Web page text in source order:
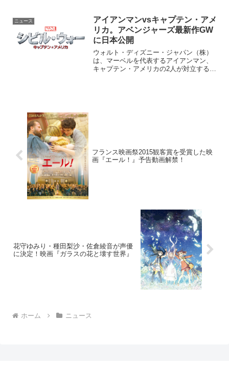
されることがあきらかとなった。タイト
ルは『C...
ニュース
アイアンマンvsキャプテン・アメ
リカ。アベンジャーズ最新作GW
に日本公開
ウォルト・ディズニー・ジャパン（株）
は、マーベルを代表するアイアンマン、
キャプテン・アメリカの2人が対立する映
フランス映画祭2015観客賞を受賞した映
画『エール！』予告動画解禁！
花守ゆみり・種田梨沙・佐倉綾音が声優
に決定！映画『ガラスの花と壊す世界』
ホーム ニュース